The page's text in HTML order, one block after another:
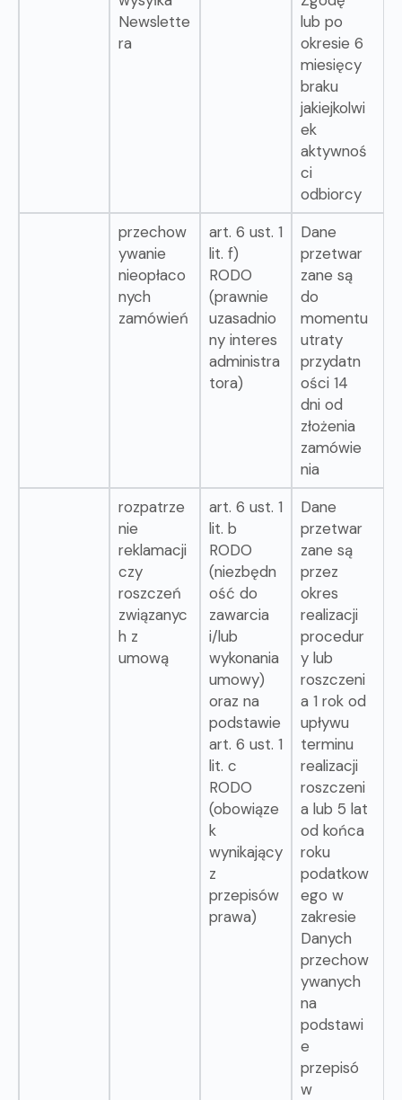
Newslette
ra
lub po
okresie 6
miesięcy
braku
jakiejkolwi
ek
aktywnoś
ci
odbiorcy
przechow
ywanie
nieopłaco
nych
zamówień
art. 6 ust. 1
lit. f)
RODO
(prawnie
uzasadnio
ny interes
administra
tora)
Dane
przetwar
zane są
do
momentu
utraty
przydatn
ości 14
dni od
złożenia
zamówie
nia
rozpatrze
nie
reklamacji
czy
roszczeń
związanyc
h z
umową
art. 6 ust. 1
lit. b
RODO
(niezbędn
ość do
zawarcia
i/lub
wykonania
umowy)
oraz na
podstawie
art. 6 ust. 1
lit. c
RODO
(obowiąze
k
wynikający
z
przepisów
prawa)
Dane
przetwar
zane są
przez
okres
realizacji
procedur
y lub
roszczeni
a 1 rok od
upływu
terminu
realizacji
roszczeni
a lub 5 lat
od końca
roku
podatkow
ego w
zakresie
Danych
przechow
ywanych
na
podstawi
e
przepisó
w